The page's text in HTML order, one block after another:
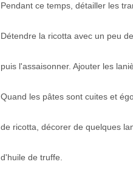
Pendant ce temps, détailler les
Détendre la ricotta avec un peu
puis l'assaisonner. Ajouter les
Quand les pâtes sont cuites et
de ricotta, décorer de quelques
d'huile de truffe.